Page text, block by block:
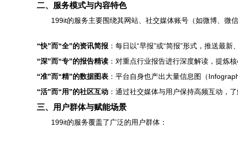
二、服务模式与内容特色
199it的服务主要围绕其网站、社交媒体账号（如微博、微
“快”而“全”的资讯简报 ：每日以“早报”或“简报”形式，推送最
“深”而“专”的报告精读 ：对重点行业报告进行深度解读，提炼
“准”而“精”的数据图表 ：平台自身也产出大量信息图（
“活”而“用”的社区互动 ：通过社交媒体与用户保持高频互动，
三、用户群体与赋能场景
199it的服务覆盖了广泛的用户群体：